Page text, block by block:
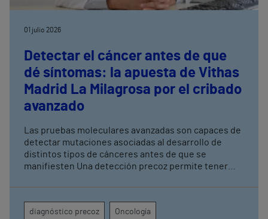
01 julio 2026
Detectar el cáncer antes de que
dé síntomas: la apuesta de Vithas
Madrid La Milagrosa por el cribado
avanzado
Las pruebas moleculares avanzadas son capaces de
detectar mutaciones asociadas al desarrollo de
distintos tipos de cánceres antes de que se
manifiesten Una detección precoz permite tener
agresivos
diagnóstico precoz Oncología